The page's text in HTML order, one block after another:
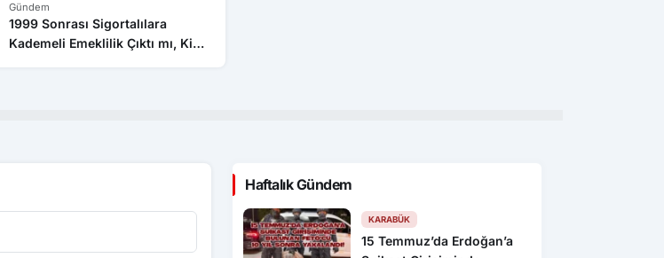
Gündem
1999 Sonrası Sigortalılara
Kademeli Emeklilik Çıktı mı, Kim
Haftalık Gündem
KARABÜK
15 Temmuz’da Erdoğan’a